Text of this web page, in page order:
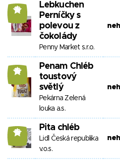
12
Lebkuchen
Perníčky s
polevou z
čokolády
Penny Market s.r.o.
12
Penam Chléb
toustový
světlý
Pekárna Zelená
louka a.s.
12 Pita chléb
Lidl Česká republika
v.o.s.